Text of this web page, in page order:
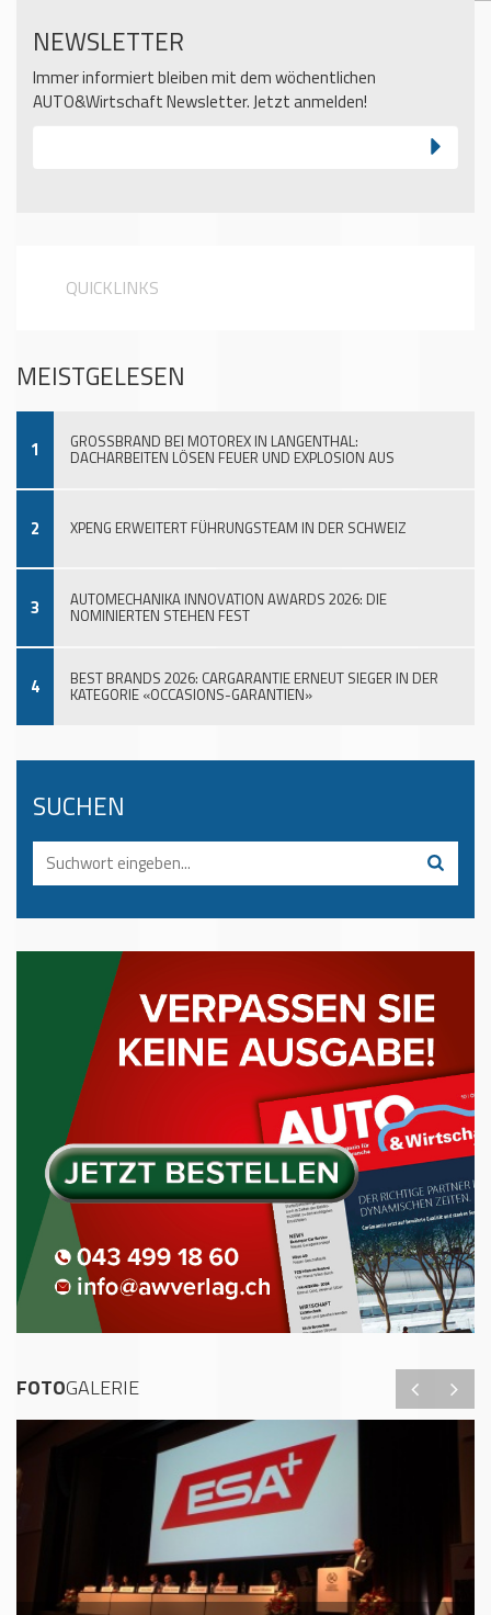
NEWSLETTER
Immer informiert bleiben mit dem wöchentlichen
AUTO&Wirtschaft Newsletter. Jetzt anmelden!
QUICKLINKS
MEISTGELESEN
1 GROSSBRAND BEI MOTOREX IN LANGENTHAL:
DACHARBEITEN LÖSEN FEUER UND EXPLOSION AUS
2 XPENG ERWEITERT FÜHRUNGSTEAM IN DER SCHWEIZ
3 AUTOMECHANIKA INNOVATION AWARDS 2026: DIE
NOMINIERTEN STEHEN FEST
4 BEST BRANDS 2026: CARGARANTIE ERNEUT SIEGER IN DER
KATEGORIE «OCCASIONS-GARANTIEN»
SUCHEN
FOTOGALERIE